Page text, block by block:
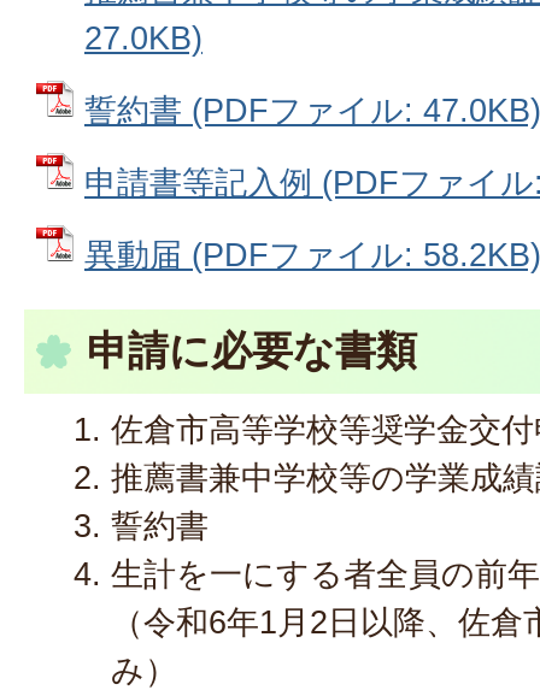
27.0KB)
誓約書 (PDFファイル: 47.0KB)
申請書等記入例 (PDFファイ
異動届 (PDFファイル: 58.2KB)
申請に必要な書類
佐倉市高等学校等奨学金交
推薦書兼中学校等の学業成
誓約書
生計を一にする者全員の前
（令和6年1月2日以降、佐
み）